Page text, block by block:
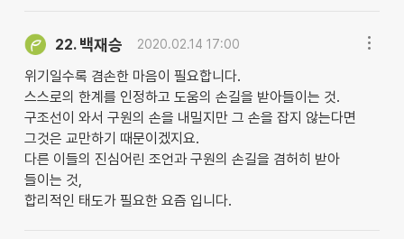
22. 백재승 2020.02.14 17:00
위기일수록 겸손한 마음이 필요합니다.
스스로의 한계를 인정하고 도움의 손길을 받아들이는 것.
구조선이 와서 구원의 손을 내밀지만 그 손을 잡지 않는다면
그것은 교만하기 때문이겠지요.
다른 이들의 진심어린 조언과 구원의 손길을 겸허히 받아
들이는 것,
합리적인 태도가 필요한 요즘 입니다.